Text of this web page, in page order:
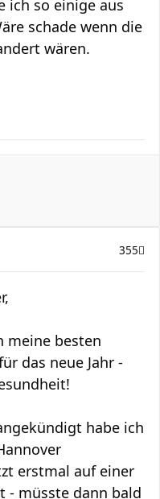
ich so einige aus
schade wenn die
wären.
355
meine besten
das neue Jahr -
habe ich
erstmal auf einer
- müsste dann bald